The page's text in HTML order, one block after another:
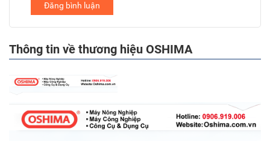
Đăng bình luận
Thông tin về thương hiệu OSHIMA